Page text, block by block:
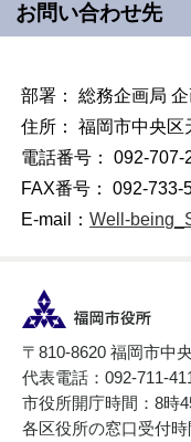
お問い合わせ先
部署： 総務企画局
住所： 福岡市中央
電話番号： 092-707-
FAX番号： 092-733-
E-mail：Well-
〒810-8620 福岡市中
代表電話：092-711-
市役所開庁時間：8時
各区役所の窓口受付